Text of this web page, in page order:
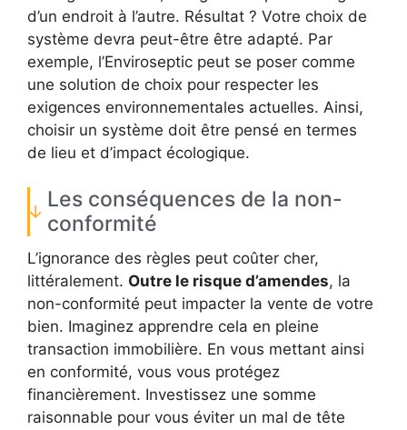
d’un endroit à l’autre. Résultat ? Votre choix de
système devra peut-être être adapté. Par
exemple, l’Enviroseptic peut se poser comme
une solution de choix pour respecter les
exigences environnementales actuelles. Ainsi,
choisir un système doit être pensé en termes
de lieu et d’impact écologique.
Les conséquences de la non-
conformité
L’ignorance des règles peut coûter cher,
littéralement. Outre le risque d’amendes, la
non-conformité peut impacter la vente de votre
bien. Imaginez apprendre cela en pleine
transaction immobilière. En vous mettant ainsi
en conformité, vous vous protégez
financièrement. Investissez une somme
raisonnable pour vous éviter un mal de tête